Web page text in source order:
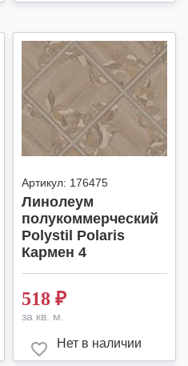
Артикул: 176475
Линолеум
полукоммерческий
Polystil Polaris
Кармен 4
518 ₽
за кв. м.
Нет в наличии